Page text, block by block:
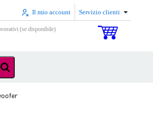
Il mio account Servizio clienti
(se disponibile)